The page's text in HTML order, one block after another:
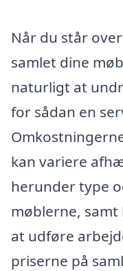
Når du står
samlet dine
naturligt at
for sådan en
kan variere
herunder type
møblerne,
at udføre
priserne på